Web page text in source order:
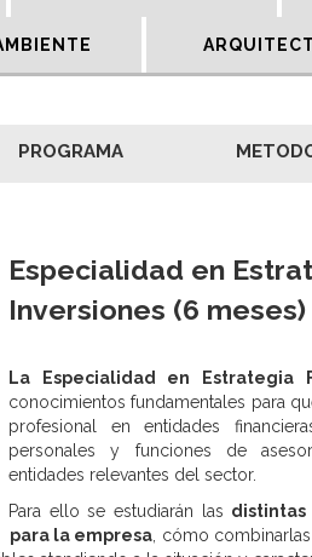
PROGRAMA
Especialidad en
Inversiones (6 meses)
La Especialidad en Estrategia
conocimientos fundamentales para
profesional en entidades
personales y funciones de
entidades relevantes del sector.
Para ello se estudiarán las
para la empresa , cómo